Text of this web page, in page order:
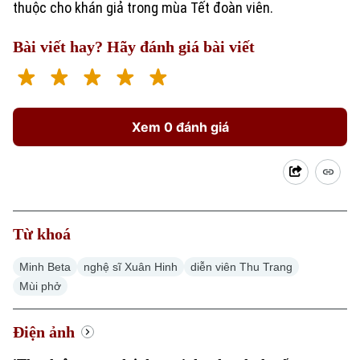
Di tích
Dinh dưỡng
Tư vấn sức khỏe
Tin tức
Âm nhạc
Đã phát sóng
thuộc cho khán giả trong mùa Tết đoàn viên.
Bài viết hay? Hãy đánh giá bài viết
Xem 0 đánh giá
Từ khoá
Minh Beta nghệ sĩ Xuân Hinh
diễn viên Thu Trang
Mùi phở
Điện ảnh